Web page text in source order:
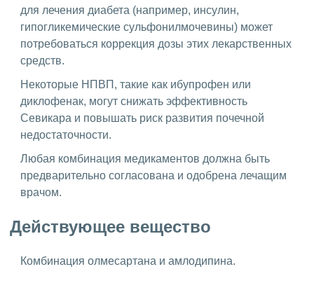
для лечения диабета (например, инсулин,
гипогликемические сульфонилмочевины) может
потребоваться коррекция дозы этих лекарственных
средств.
Некоторые НПВП, такие как ибупрофен или
диклофенак, могут снижать эффективность
Севикара и повышать риск развития почечной
недостаточности.
Любая комбинация медикаментов должна быть
предварительно согласована и одобрена лечащим
врачом.
Действующее вещество
Комбинация олмесартана и амлодипина.